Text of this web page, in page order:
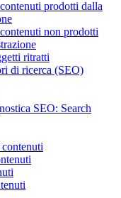
prodotti dalla
non prodotti
ritratti
di ricerca (SEO)
SEO: Search